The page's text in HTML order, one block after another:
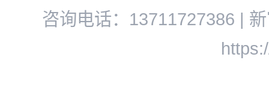
咨询电话：13711727386 |